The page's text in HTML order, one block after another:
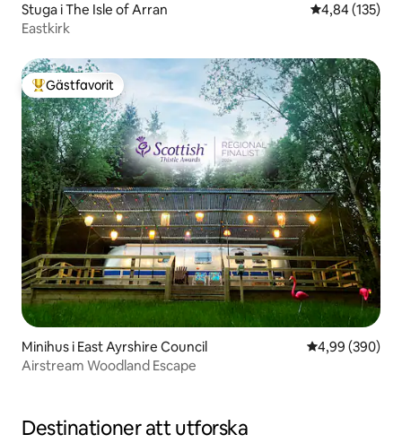
Stuga i The Isle of Arran 4,84 av 5 i
4,84 (135)
Eastkirk
Populär gästfavorit
Gästfavorit
Minihus i East Ayrshire Council 4,99 av 5 i
4,99 (390)
Airstream Woodland Escape
Destinationer att utforska